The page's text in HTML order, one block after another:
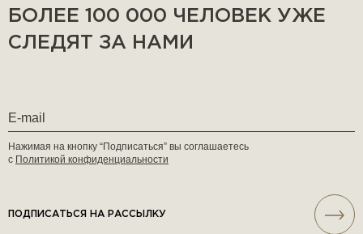
БОЛЕЕ 100 000 ЧЕЛОВЕК УЖЕ
СЛЕДЯТ ЗА НАМИ
Нажимая на кнопку “Подписаться” вы соглашаетесь
с Политикой конфиденциальности
ПОДПИСАТЬСЯ НА РАССЫЛКУ